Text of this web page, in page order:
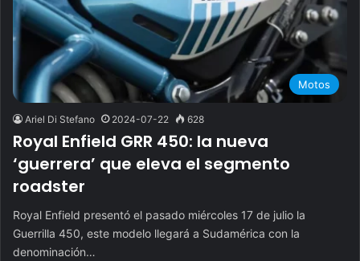
Motos
Ariel Di Stefano 2024-07-22 628
Royal Enfield GRR 450: la nueva
‘guerrera’ que eleva el segmento
roadster
Royal Enfield presentó el pasado miércoles 17 de julio la
Guerrilla 450, este modelo llegará a Sudamérica con la
denominación…